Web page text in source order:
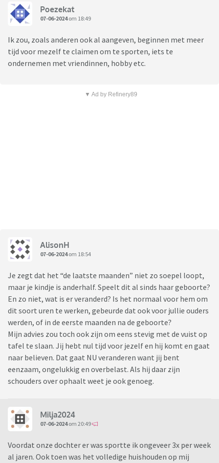
Poezekat
07-06-2024om 18:49
Ik zou, zoals anderen ook al aangeven, beginnen met meer
tijd voor mezelf te claimen om te sporten, iets te
ondernemen met vriendinnen, hobby etc.
▼ Ad by Refinery89
AlisonH
07-06-2024om 18:54
Je zegt dat het “de laatste maanden” niet zo soepel loopt,
maar je kindje is anderhalf. Speelt dit al sinds haar geboorte?
En zo niet, wat is er veranderd? Is het normaal voor hem om
dit soort uren te werken, gebeurde dat ook voor jullie ouders
werden, of in de eerste maanden na de geboorte?
Mijn advies zou toch ook zijn om eens stevig met de vuist op
tafel te slaan. Jij hebt nul tijd voor jezelf en hij komt en gaat
naar believen. Dat gaat NU veranderen want jij bent
eenzaam, ongelukkig en overbelast. Als hij daar zijn
schouders over ophaalt weet je ook genoeg.
Milja2024
07-06-2024om 20:49
Voordat onze dochter er was sportte ik ongeveer 3x per week
al jaren. Ook toen was het volledige huishouden op mij